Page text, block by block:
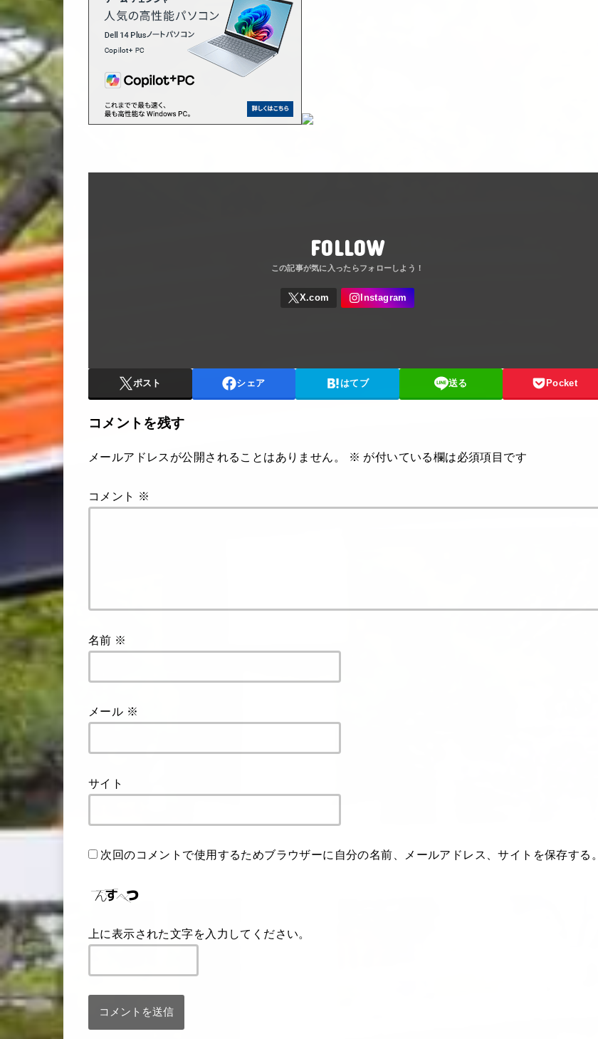
FOLLOW
ポスト シェア はてブ 送る Pocket
コメントを残す
メールアドレスが公開されることはありません。 ※ が付いている欄は必須項目です
コメント ※
名前 ※
メール ※
サイト
次回のコメントで使用するためブラウザーに自分の名前、メールアドレス、サイトを保存する。
上に表示された文字を入力してください。